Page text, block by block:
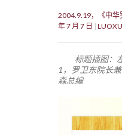
2004.9.19，《中华
年 7 月 7 日
标题插图
1，罗卫东院长
森总编